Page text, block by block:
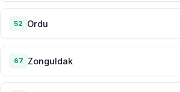
52 Ordu
67 Zonguldak